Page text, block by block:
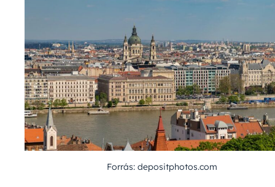
Forrás: depositphotos.com